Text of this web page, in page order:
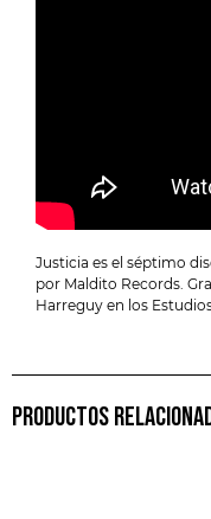
Justicia es el séptimo
por Maldito Records.
Harreguy en los
PRODUCTOS